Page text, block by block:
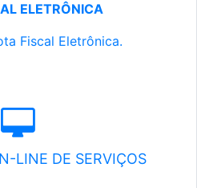
ELETRÔNICA
Fiscal Eletrônica.
LINE DE SERVIÇOS